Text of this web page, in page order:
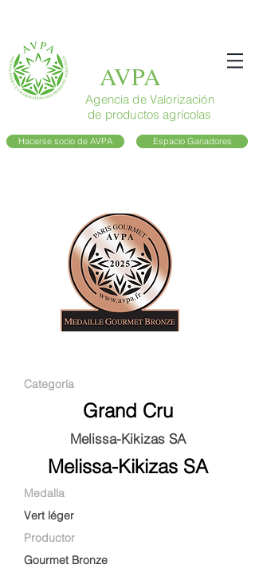
AVPA
Agencia de Valorización
de productos agrícolas
Hacerse socio de AVPA Espacio Ganadores
Categoría
Grand Cru
Melissa-Kikizas SA
Melissa-Kikizas SA
Medalla
Vert léger
Productor
Gourmet Bronze